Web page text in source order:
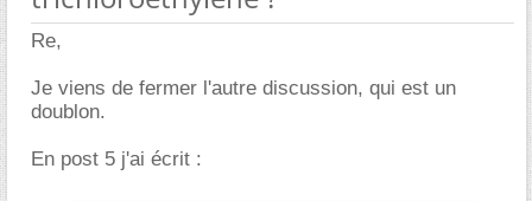
Re,
Je viens de fermer l'autre discussion, qui est un
doublon.
En post 5 j'ai écrit :